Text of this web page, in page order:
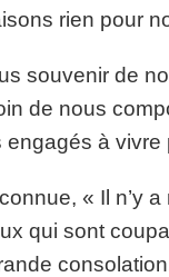
rien pour
souvenir de
de nous
engagés à
« Il n’y
qui sont